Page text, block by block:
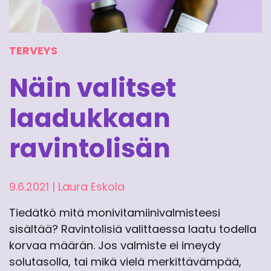
TERVEYS
Näin valitset
laadukkaan
ravintolisän
9.6.2021 | Laura Eskola
Tiedätkö mitä monivitamiinivalmisteesi
sisältää? Ravintolisiä valittaessa laatu todella
korvaa määrän. Jos valmiste ei imeydy
solutasolla, tai mikä vielä merkittävämpää,